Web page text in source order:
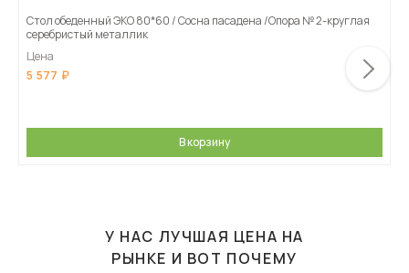
Стол обеденный ЭКО 80*60 / Сосна пасадена /Опора № 2-круглая
серебристый металлик
Цена
5 577
В корзину
У НАС ЛУЧШАЯ ЦЕНА НА
РЫНКЕ И ВОТ ПОЧЕМУ